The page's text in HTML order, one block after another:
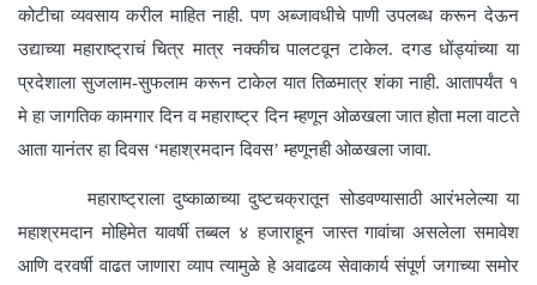
कोटीचा व्यवसाय करील माहित नाही. पण अब्जावधीचे पाणी उपलब्ध करून देऊन
उद्याच्या महाराष्ट्राचं चित्र मात्र नक्कीच पालटवून टाकेल. दगड धोंड्यांच्या या
प्रदेशाला सुजलाम-सुफलाम करून टाकेल यात तिळमात्र शंका नाही. आतापर्यंत १
मे हा जागतिक कामगार दिन व महाराष्ट्र दिन म्हणून ओळखला जात होता मला वाटते
आता यानंतर हा दिवस ‘महाश्रमदान दिवस’ म्हणूनही ओळखला जावा.
महाराष्ट्राला दुष्काळाच्या दुष्टचक्रातून सोडवण्यासाठी आरंभलेल्या या
महाश्रमदान मोहिमेत यावर्षी तब्बल ४ हजाराहून जास्त गावांचा असलेला समावेश
आणि दरवर्षी वाढत जाणारा व्याप त्यामुळे हे अवाढव्य सेवाकार्य संपूर्ण जगाच्या समोर